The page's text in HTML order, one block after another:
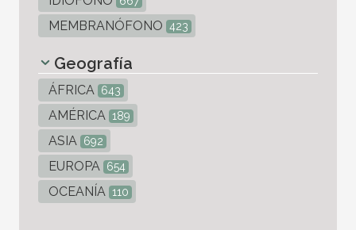
MEMBRANÓFONO 423
Geografía
ÁFRICA 643
AMÉRICA 189
ASIA 692
EUROPA 654
OCEANÍA 110